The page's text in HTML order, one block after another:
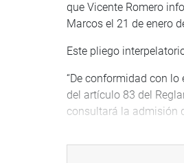
que Vicente Romero
Marcos el 21 de enero
Este pliego
“De conformidad con
del artículo 83 del
consultará la admisión
https://